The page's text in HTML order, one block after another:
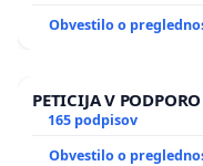
Obvestilo o
PETICIJA V
165 podpisov
Obvestilo o